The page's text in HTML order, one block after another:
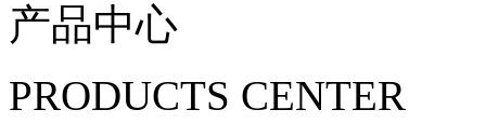
产品中心
PRODUCTS CENTER